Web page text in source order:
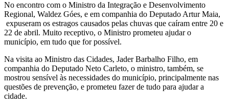
No encontro com o Ministro da Integração e Desenvolvimento
Regional, Waldez Góes, e em companhia do Deputado Artur Maia,
expuseram os estragos causados pelas chuvas que caíram entre 20 e
22 de abril. Muito receptivo, o Ministro prometeu ajudar o
município, em tudo que for possível.
Na visita ao Ministro das Cidades, Jader Barbalho Filho, em
companhia do Deputado Neto Carleto, o ministro, também, se
mostrou sensível às necessidades do município, principalmente nas
questões de prevenção, e prometeu fazer de tudo para ajudar a
cidade.